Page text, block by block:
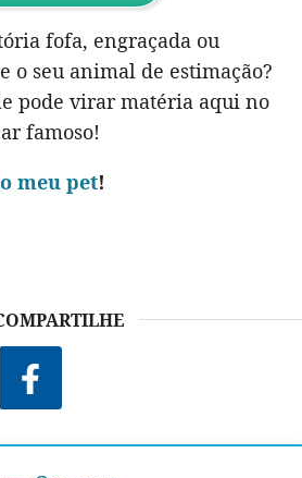
fofa, engraçada ou
o seu animal de estimação?
pode virar matéria aqui no
famoso!
meu pet!